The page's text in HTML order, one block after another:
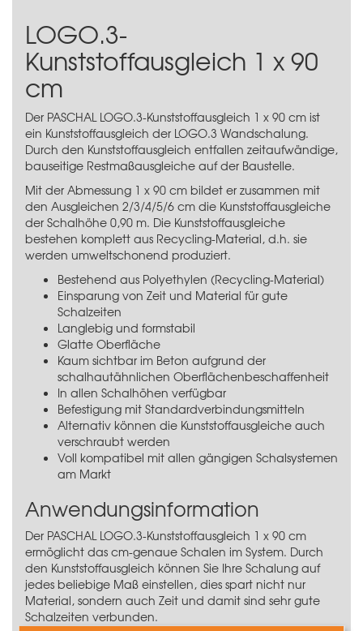
LOGO.3-
Kunststoffausgleich 1 x 90
cm
Der PASCHAL LOGO.3-Kunststoffausgleich 1 x 90 cm ist
ein Kunststoffausgleich der LOGO.3 Wandschalung.
Durch den Kunststoffausgleich entfallen zeitaufwändige,
bauseitige Restmaßausgleiche auf der Baustelle.
Mit der Abmessung 1 x 90 cm bildet er zusammen mit
den Ausgleichen 2/3/4/5/6 cm die Kunststoffausgleiche
der Schalhöhe 0,90 m. Die Kunststoffausgleiche
bestehen komplett aus Recycling-Material, d.h. sie
werden umweltschonend produziert.
Bestehend aus Polyethylen (Recycling-Material)
Einsparung von Zeit und Material für gute
Schalzeiten
Langlebig und formstabil
Glatte Oberfläche
Kaum sichtbar im Beton aufgrund der
schalhautähnlichen Oberflächenbeschaffenheit
In allen Schalhöhen verfügbar
Befestigung mit Standardverbindungsmitteln
Alternativ können die Kunststoffausgleiche auch
verschraubt werden
Voll kompatibel mit allen gängigen Schalsystemen
am Markt
Anwendungsinformation
Der PASCHAL LOGO.3-Kunststoffausgleich 1 x 90 cm
ermöglicht das cm-genaue Schalen im System. Durch
den Kunststoffausgleich können Sie Ihre Schalung auf
jedes beliebige Maß einstellen, dies spart nicht nur
Material, sondern auch Zeit und damit sind sehr gute
Schalzeiten verbunden.